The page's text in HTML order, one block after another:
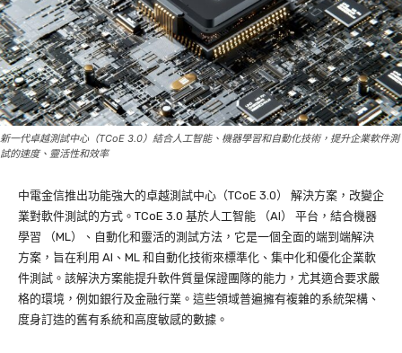
新一代卓越測試中心（TCoE 3.0）結合人工智能、機器學習和自動化技術，提升企業軟件測
試的速度、靈活性和效率
中電金信推出功能強大的卓越測試中心（TCoE 3.0） 解決方案，改變企
業對軟件測試的方式。TCoE 3.0 基於人工智能 （AI） 平台，結合機器
學習 （ML）、自動化和靈活的測試方法，它是一個全面的端到端解決
方案，旨在利用 AI、ML 和自動化技術來標準化、集中化和優化企業軟
件測試。該解決方案能提升軟件質量保證團隊的能力，尤其適合要求嚴
格的環境，例如銀行及金融行業。這些領域普遍擁有複雜的系統架構、
度身訂造的舊有系統和高度敏感的數據。